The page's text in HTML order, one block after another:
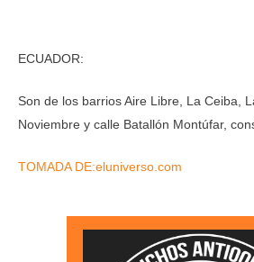
ECUADOR:
Son de los barrios Aire Libre, La Ceiba,
Noviembre y calle Batallón Montúfar,
TOMADA DE:eluniverso.com